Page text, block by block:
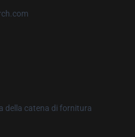
della catena di fornitura